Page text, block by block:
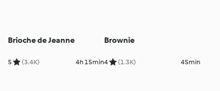
Brioche de Jeanne
5 (3.4K) 4h 15min
Brownie
4 (1.3K) 45min